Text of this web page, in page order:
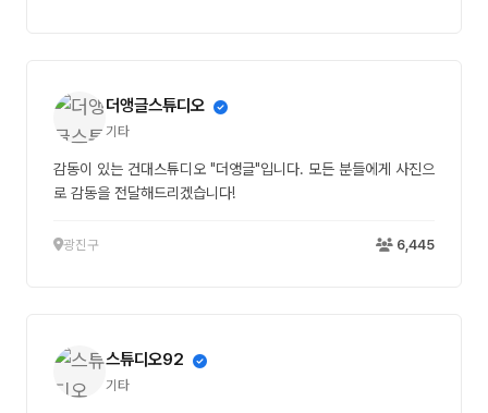
더앵글스튜디오
기타
감동이 있는 건대스튜디오 "더앵글"입니다. 모든 분들에게 사진으
로 감동을 전달해드리겠습니다!
광진구 6,445
스튜디오92
기타